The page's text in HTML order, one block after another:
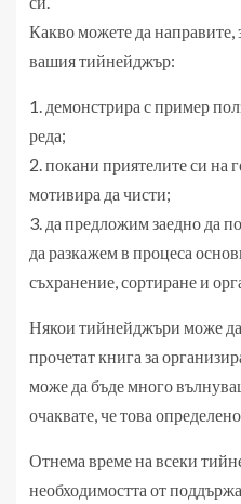
Какво можете да направите,
вашия тийнейджър:
1. демонстрира с пример
реда;
2. покани приятелите си на
мотивира да чисти;
3. да предложим заедно да
да разкажем в процеса
съхранение, сортиране и
Някои тийнейджъри може да
прочетат книга за
може да бъде много
очаквате, че това
Отнема време на всеки
необходимостта от